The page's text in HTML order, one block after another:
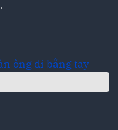
ông đi bằng tay